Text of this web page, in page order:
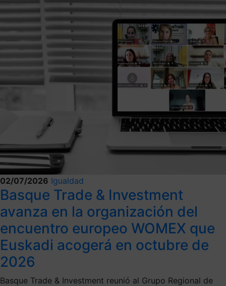
02/07/2026 Igualdad
Basque Trade & Investment
avanza en la organización del
encuentro europeo WOMEX que
Euskadi acogerá en octubre de
2026
Basque Trade & Investment reunió al Grupo Regional de